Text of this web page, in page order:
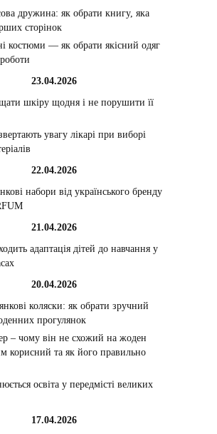
дружина: як обрати книгу, яка
сторінок
костюми — як обрати якісний одяг
23.04.2026
шкіру щодня і не порушити її
увагу лікарі при виборі
22.04.2026
набори від українського бренду
21.04.2026
адаптація дітей до навчання у
20.04.2026
коляски: як обрати зручний
прогулянок
– чому він не схожий на жоден
корисний та як його правильно
освіта у передмісті великих
17.04.2026